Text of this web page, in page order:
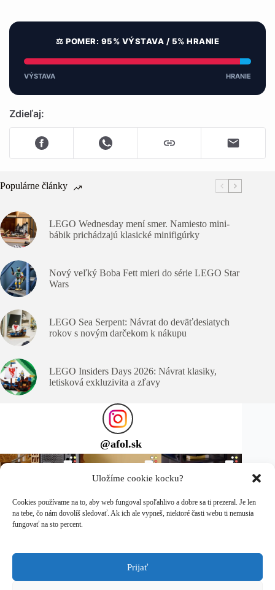
Uložíme cookie kocku?
Cookies používame na to, aby web fungoval spoľahlivo a dobre sa ti prezeral. Je len
na tebe, čo nám dovolíš sledovať. Ak ich ale vypneš, niektoré časti webu ti nemusia
fungovať na sto percent.
Prijať
⚖️ POMER: 95% VÝSTAVA / 5% HRANIE
VÝSTAVA HRANIE
Zdieľaj:
Populárne články
LEGO Wednesday mení smer. Namiesto mini-
bábik prichádzajú klasické minifigúrky
Nový veľký Boba Fett mieri do série LEGO Star
Wars
LEGO Sea Serpent: Návrat do deväťdesiatych
rokov s novým darčekom k nákupu
LEGO Insiders Days 2026: Návrat klasiky,
letisková exkluzivita a zľavy
@afol.sk
Sleduj ma na Instagrame